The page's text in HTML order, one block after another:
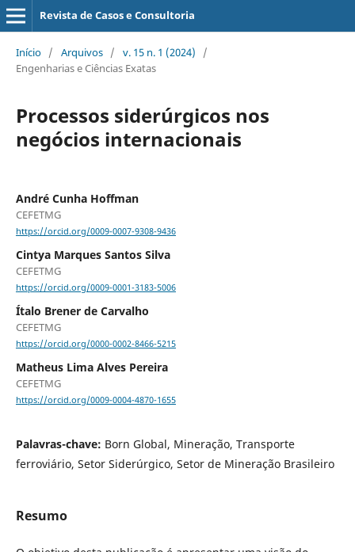
Revista de Casos e Consultoria
Início / Arquivos / v. 15 n. 1 (2024)
/
Engenharias e Ciências Exatas
Processos siderúrgicos nos
negócios internacionais
André Cunha Hoffman
CEFETMG
https://orcid.org/0009-0007-9308-9436
Cintya Marques Santos Silva
CEFETMG
https://orcid.org/0009-0001-3183-5006
Ítalo Brener de Carvalho
CEFETMG
https://orcid.org/0000-0002-8466-5215
Matheus Lima Alves Pereira
CEFETMG
https://orcid.org/0009-0004-4870-1655
Palavras-chave: Born Global, Mineração, Transporte
ferroviário, Setor Siderúrgico, Setor de Mineração Brasileiro
Resumo